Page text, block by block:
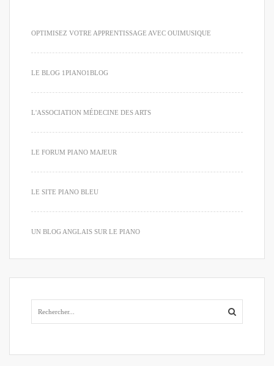
OPTIMISEZ VOTRE APPRENTISSAGE AVEC OUIMUSIQUE
LE BLOG 1PIANO1BLOG
L'ASSOCIATION MÉDECINE DES ARTS
LE FORUM PIANO MAJEUR
LE SITE PIANO BLEU
UN BLOG ANGLAIS SUR LE PIANO